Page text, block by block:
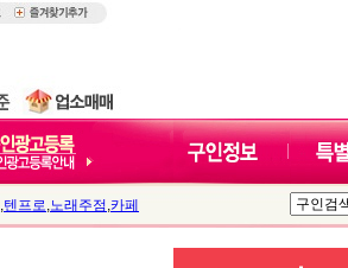
,텐프로,노래주점 ,카페